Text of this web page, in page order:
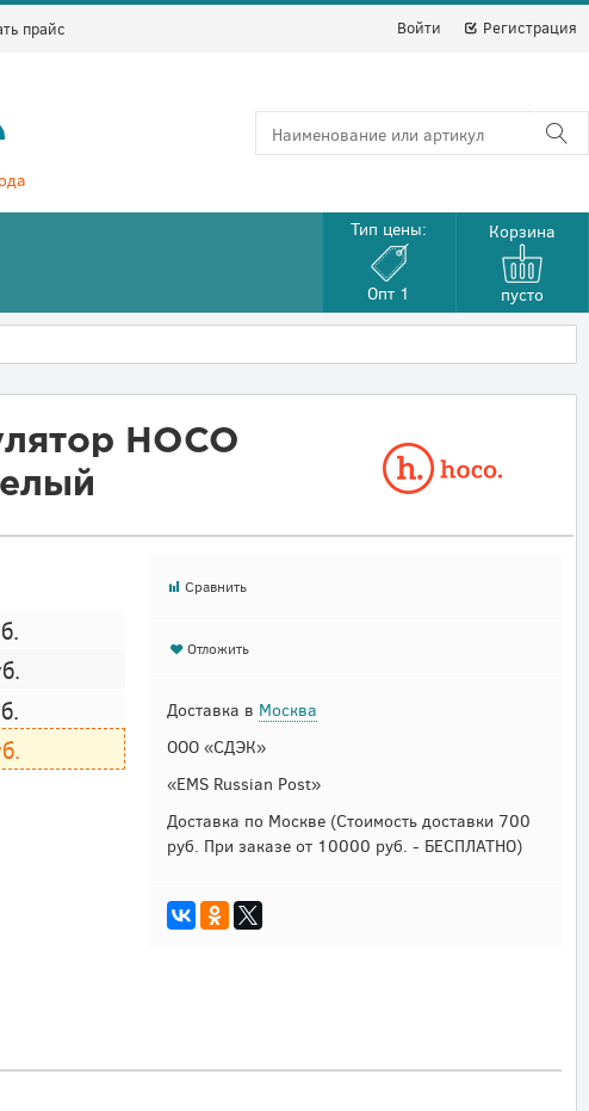
прайс Войти Регистрация
Тип цены:
Опт 1
Корзина
пусто
HOCO
Сравнить
Отложить
Доставка в Москва
ООО «СДЭК»
«EMS Russian Post»
Доставка по Москве (Стоимость доставки 700
руб. При заказе от 10000 руб. - БЕСПЛАТНО)